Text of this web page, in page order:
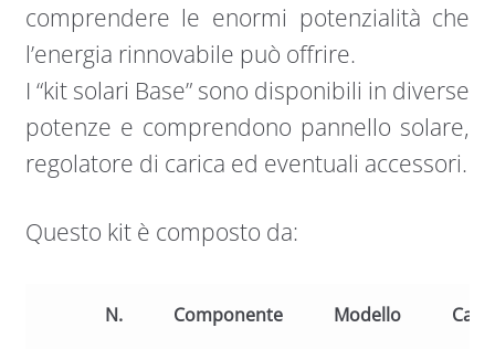
comprendere le enormi potenzialità che
l’energia rinnovabile può offrire.
I “kit solari Base” sono disponibili in diverse
potenze e comprendono pannello solare,
regolatore di carica ed eventuali accessori.
Questo kit è composto da:
N. Componente Modello